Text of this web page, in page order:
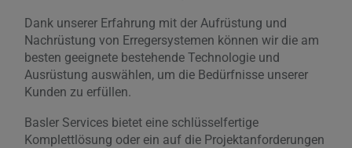
Dank unserer Erfahrung mit der Aufrüstung und
Nachrüstung von Erregersystemen können wir die am
besten geeignete bestehende Technologie und
Ausrüstung auswählen, um die Bedürfnisse unserer
Kunden zu erfüllen.
Basler Services bietet eine schlüsselfertige
Komplettlösung oder ein auf die Projektanforderungen